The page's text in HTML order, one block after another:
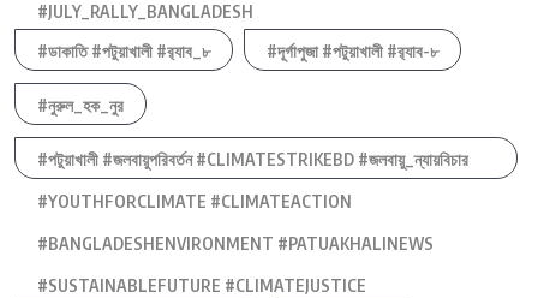
#JULY_RALLY_BANGLADESH
#ডাকাতি #পটুয়াখালী #র‍্যাব_৮
#দূর্গাপুজা #পটুয়াখালী #র‍্যাব-৮
#নুরুল_হক_নুর
#পটুয়াখালী #জলবায়ুপরিবর্তন #CLIMATESTRIKEBD #জলবায়ু_ন্যায়বিচার
#YOUTHFORCLIMATE #CLIMATEACTION
#BANGLADESHENVIRONMENT #PATUAKHALINEWS
#SUSTAINABLEFUTURE #CLIMATEJUSTICE